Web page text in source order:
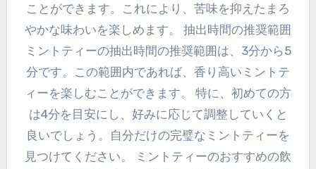
ことができます。これにより、苦味を抑えたまろ
やかな味わいを楽しめます。 抽出時間の推奨範囲
ミントティーの抽出時間の推奨範囲は、3分から5
分です。この範囲内であれば、香り高いミントテ
ィーを楽しむことができます。 特に、初めての方
は4分を目安にし、好みに応じて調整していくと
良いでしょう。自分だけの完璧なミントティーを
見つけてください。 ミントティーのおすすめの飲